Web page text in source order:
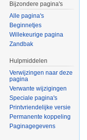
Bijzondere pagina's
Alle pagina's
Beginnetjes
Willekeurige pagina
Zandbak
Hulpmiddelen
Verwijzingen naar deze
pagina
Verwante wijzigingen
Speciale pagina's
Printvriendelijke versie
Permanente koppeling
Paginagegevens